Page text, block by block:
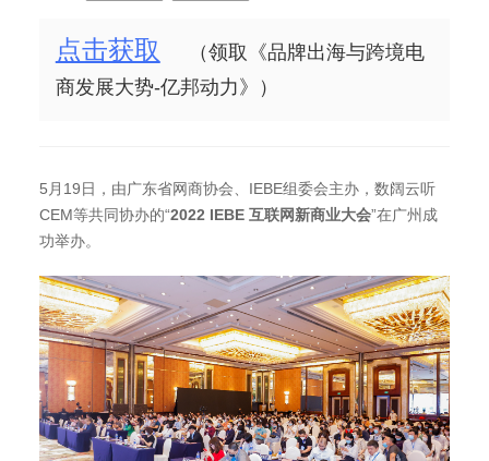
点击获取
（领取《品牌出海与跨境电
商发展大势-亿邦动力》）
5月19日，由广东省网商协会、IEBE组委会主办，数阔云听
CEM等共同协办的“2022 IEBE 互联网新商业大会”在广州成
功举办。